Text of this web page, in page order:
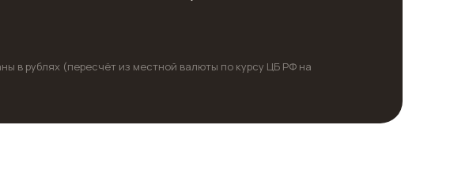
в рублях (пересчёт из местной валюты по курсу ЦБ РФ на